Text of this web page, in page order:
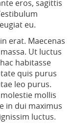
eros, sagittis
eu.
erat. Maecenas
Ut luctus
habitasse
quis purus
leo purus.
mollis
in dui maximus
luctus.